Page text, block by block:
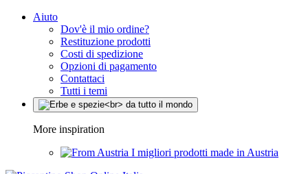
Aiuto
Dov'è il mio ordine?
Restituzione prodotti
Costi di spedizione
Opzioni di pagamento
Contattaci
Tutti i temi
More inspiration
I migliori prodotti made in Austria